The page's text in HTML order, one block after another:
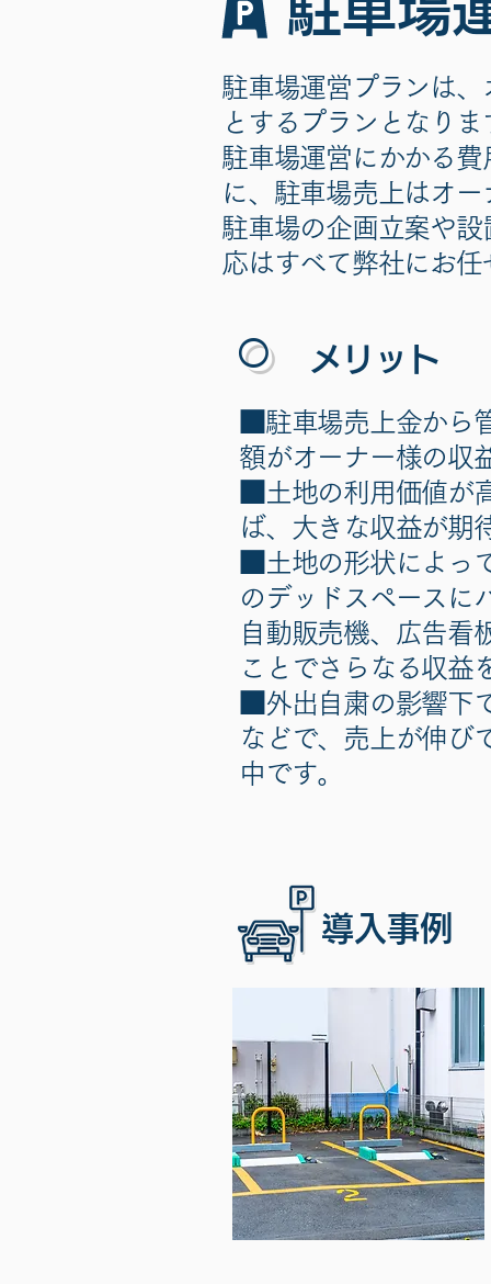
駐車場運営プランは
とするプランとなりま
駐車場運営にかかる
に、駐車場売上はオ
駐車場の企画立案や
応はすべて弊社にお
■駐車場売上金から
額がオーナー様の収
■土地の利用価値が
ば、大きな収益が期
■土地の形状によっ
のデッドスペースに
自動販売機、広告看
ことでさらなる収益
■外出自粛の影響下
などで、売上が伸び
中です。
メリット
○
導入事例